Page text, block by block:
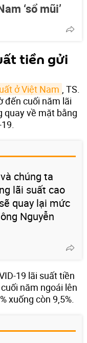
‘sổ mũi’
tiền gửi
ở Việt Nam , TS.
đến cuối năm lãi
quay về mặt bằng
chúng ta
lãi suất cao
quay lại mức
Nguyễn
19 lãi suất tiền
năm ngoái lên
xuống còn 9,5%.